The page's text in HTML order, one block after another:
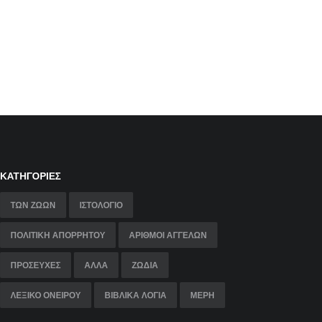
ΚΑΤΗΓΟΡΊΕΣ
ΤΩΝ ΖΏΩΝ ΙΣΤΟΛΌΓΙΟ
ΠΟΛΙΤΙΚΉ ΑΠΟΡΡΉΤΟΥ ΑΡΙΘΜΟΙ ΑΓΓΕΛΩΝ
ΠΡΟΣΕΥΧΕΣ ΑΛΛΑ ΖΩΔΙΑ
ΛΕΞΙΚΟ ΟΝΕΙΡΟΥ ΒΙΒΛΙΚΑ ΛΟΓΙΑ ΜΈΡΗ